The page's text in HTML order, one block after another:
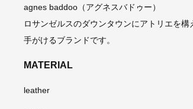
agnes baddoo（アグネスバドゥー）
ロサンゼルスのダウンタウンにアトリエを
手がけるブランドです。
MATERIAL
leather